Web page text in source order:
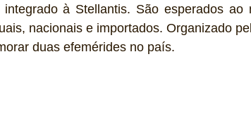
integrado à Stellantis. São esperados
nacionais e importados. Organizado
duas efemérides no país.